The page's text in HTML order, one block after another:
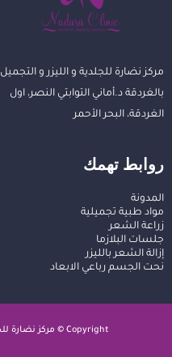
مركز نضارة للجلدية و الليزر و التجميل
بالغردقة د.أماني التوابتي النصر، اول
الغردقة، البحر الأحمر
روابط تهمك
المدونة
مواد طبية تجميلية
زراعة الشعر
جلسات البلازما
إزالة الشعر بالليزر
نحت الجسم رباعي الابعاد
Copyright © مركز نضارة للجلدية والليزر والتجميل بالغردقة.